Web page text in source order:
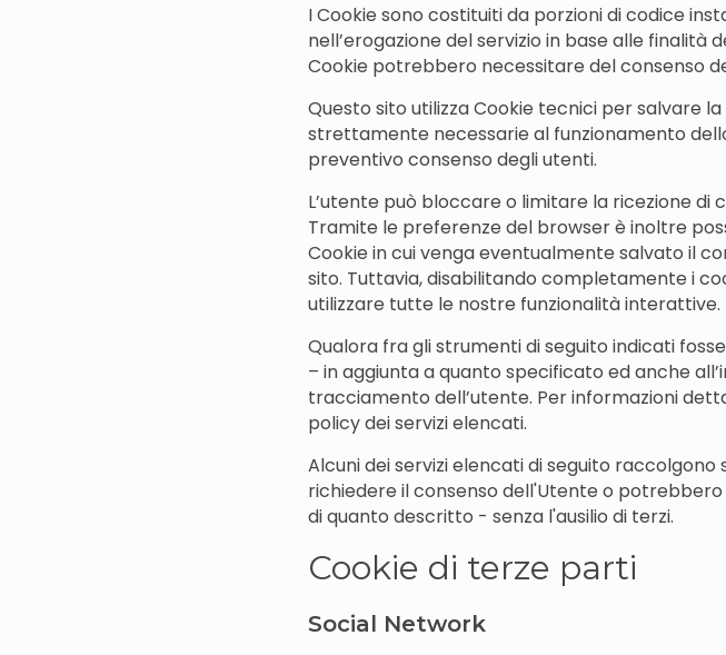
I Cookie sono costituiti da porzioni di codice
nell’erogazione del servizio in base alle finalità
Cookie potrebbero necessitare del consenso
Questo sito utilizza Cookie tecnici per salvare
strettamente necessarie al funzionamento
preventivo consenso degli utenti.
L’utente può bloccare o limitare la ricezione
Tramite le preferenze del browser è inoltre
Cookie in cui venga eventualmente salvato il
sito. Tuttavia, disabilitando completamente i
utilizzare tutte le nostre funzionalità interattive.
Qualora fra gli strumenti di seguito indicati
– in aggiunta a quanto specificato ed anche
tracciamento dell’utente. Per informazioni
policy dei servizi elencati.
Alcuni dei servizi elencati di seguito
richiedere il consenso dell'Utente o
di quanto descritto - senza l'ausilio di terzi.
Cookie di terze parti
Social Network